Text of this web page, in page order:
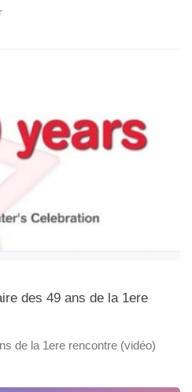
des 49 ans de la 1ere
de la 1ere rencontre (vidéo)